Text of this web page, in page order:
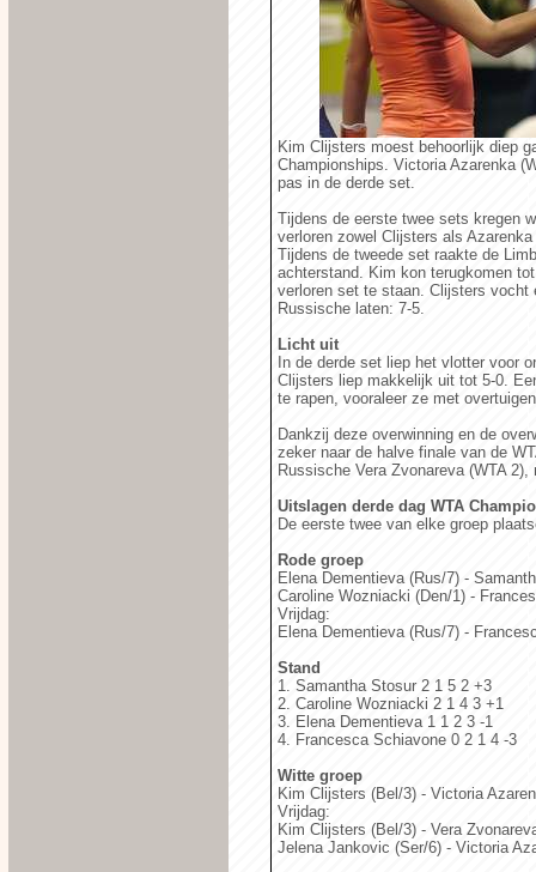
Kim Clijsters moest behoorlijk diep
Championships. Victoria Azarenka
pas in de derde set.
Tijdens de eerste twee sets kregen
verloren zowel Clijsters als
Tijdens de tweede set raakte de
achterstand. Kim kon terugkomen
verloren set te staan. Clijsters
Russische laten: 7-5.
Licht uit
In de derde set liep het vlotter voor
Clijsters liep makkelijk uit tot 5-0.
te rapen, vooraleer ze met
Dankzij deze overwinning en de
zeker naar de halve finale van de
Russische Vera Zvonareva (WTA
Uitslagen derde dag WTA
De eerste twee van elke groep
Rode groep
Elena Dementieva (Rus/7) -
Caroline Wozniacki (Den/1) -
Vrijdag:
Elena Dementieva (Rus/7) -
Stand
1. Samantha Stosur 2 1 5 2 +3
2. Caroline Wozniacki 2 1 4 3 +1
3. Elena Dementieva 1 1 2 3 -1
4. Francesca Schiavone 0 2 1 4 -3
Witte groep
Kim Clijsters (Bel/3) - Victoria
Vrijdag:
Kim Clijsters (Bel/3) - Vera
Jelena Jankovic (Ser/6) - Victoria